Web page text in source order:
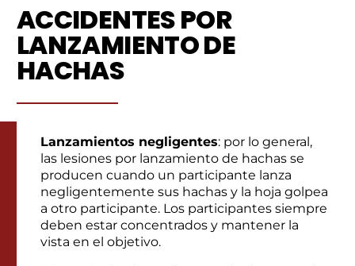
ACCIDENTES POR
LANZAMIENTO DE
HACHAS
Lanzamientos negligentes: por lo general,
las lesiones por lanzamiento de hachas se
producen cuando un participante lanza
negligentemente sus hachas y la hoja golpea
a otro participante. Los participantes siempre
deben estar concentrados y mantener la
vista en el objetivo.